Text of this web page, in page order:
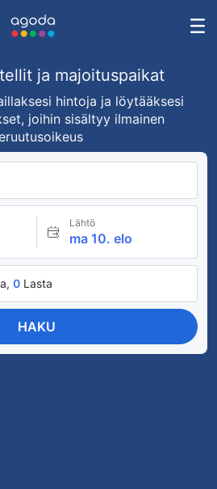
ja majoituspaikat
hintoja ja löytääksesi
joihin sisältyy ilmainen
Lähtö
ma 10. elo
0 Lasta
HAKU